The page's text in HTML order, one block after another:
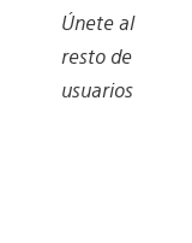
Únete al
resto de
usuarios